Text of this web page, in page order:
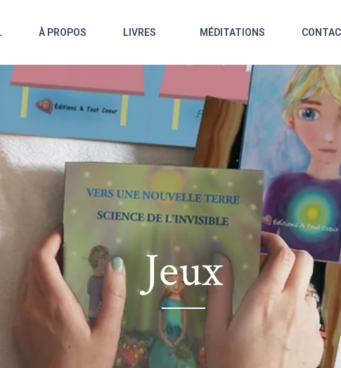
À PROPOS LIVRES MÉDITATIONS
Jeux